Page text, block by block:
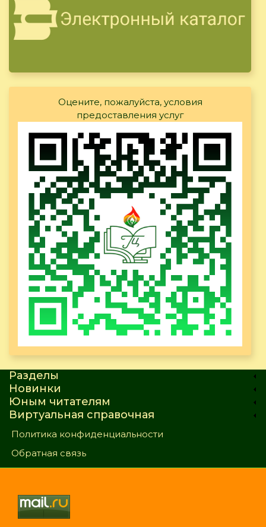
Оцените, пожалуйста, условия
предоставления услуг
Разделы
Новинки
Юным читателям
Виртуальная справочная
Политика конфиденциальности
Обратная связь